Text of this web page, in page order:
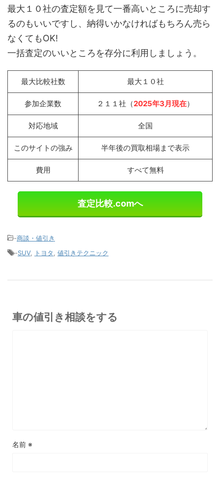
最大１０社の査定額を見て一番高いところに売却す
るのもいいですし、納得いかなければもちろん売ら
なくてもOK!
一括査定のいいところを存分に利用しましょう。
最大比較社数 最大１０社
参加企業数 ２１１社（2025年3月現在）
対応地域 全国
このサイトの強み 半年後の買取相場まで表示
費用 すべて無料
査定比較.comへ
-商談・値引き
-SUV, トヨタ, 値引きテクニック
車の値引き相談をする
名前 ※